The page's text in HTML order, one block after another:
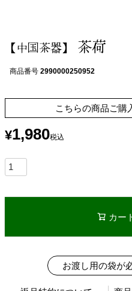
【中国茶器】 茶荷
商品番号 2990000250952
こちらの商品ご購
¥1,980税込
カー
お渡し用の袋が